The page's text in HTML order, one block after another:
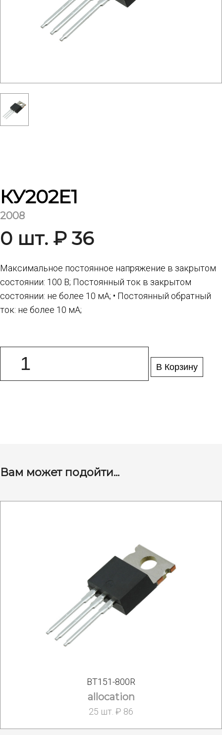
КУ202Е1
2008
0 шт. ₽ 36
Максимальное постоянное напряжение в закрытом
состоянии: 100 В; Постоянный ток в закрытом
состоянии: не более 10 мА; • Постоянный обратный
ток: не более 10 мА;
В Корзину
Вам может подойти...
BT151-800R
allocation
25 шт. ₽ 86